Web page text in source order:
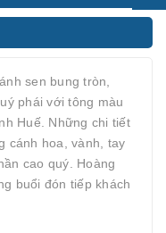
sen bung tròn,
phái với tông màu
Huế. Những chi tiết
cánh hoa, vành, tay
cao quý. Hoàng
buổi đón tiếp khách